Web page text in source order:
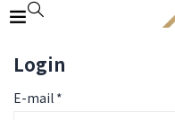
Login
E-mail *